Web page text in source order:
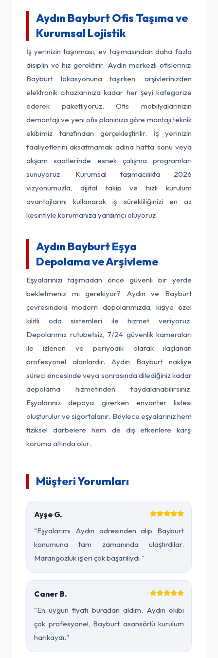
Aydın Bayburt Ofis Taşıma ve
Kurumsal Lojistik
İş yerinizin taşınması, ev taşımasından daha fazla
disiplin ve hız gerektirir. Aydın merkezli ofislerinizi
Bayburt lokasyonuna taşırken, arşivlerinizden
elektronik cihazlarınıza kadar her şeyi kategorize
ederek paketliyoruz. Ofis mobilyalarınızın
demontajı ve yeni ofis planınıza göre montajı teknik
ekibimiz tarafından gerçekleştirilir. İş yerinizin
faaliyetlerini aksatmamak adına hafta sonu veya
akşam saatlerinde esnek çalışma programları
sunuyoruz. Kurumsal taşımacılıkta 2026
vizyonumuzla, dijital takip ve hızlı kurulum
avantajlarını kullanarak iş sürekliliğinizi en az
kesintiyle korumanıza yardımcı oluyoruz.
Aydın Bayburt Eşya
Depolama ve Arşivleme
Eşyalarınızı taşımadan önce güvenli bir yerde
bekletmeniz mi gerekiyor? Aydın ve Bayburt
çevresindeki modern depolarımızda, kişiye özel
kilitli oda sistemleri ile hizmet veriyoruz.
Depolarımız rutubetsiz, 7/24 güvenlik kameraları
ile izlenen ve periyodik olarak ilaçlanan
profesyonel alanlardır. Aydın Bayburt nakliye
süreci öncesinde veya sonrasında dilediğiniz kadar
depolama hizmetinden faydalanabilirsiniz.
Eşyalarınız depoya girerken envanter listesi
oluşturulur ve sigortalanır. Böylece eşyalarınız hem
fiziksel darbelere hem de dış etkenlere karşı
koruma altında olur.
Müşteri Yorumları
Ayşe G.
"Eşyalarımı Aydın adresinden alıp Bayburt
konumuna tam zamanında ulaştırdılar.
Marangozluk işleri çok başarılıydı."
Caner B.
"En uygun fiyatı buradan aldım. Aydın ekibi
çok profesyonel, Bayburt asansörlü kurulum
harikaydı."